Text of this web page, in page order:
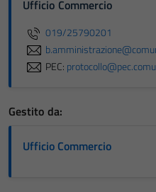
Ufficio Commercio
019/25790201
PEC:
Gestito da:
Ufficio Commercio